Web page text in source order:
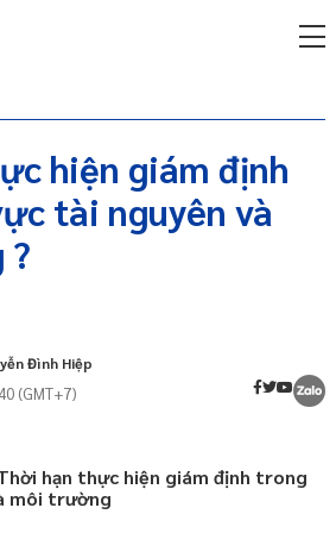
hiện giám định
tài nguyên và
Đình Hiệp
(GMT+7)
hạn thực hiện giám định trong
môi trường